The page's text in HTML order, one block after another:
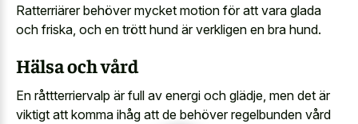
Ratterriärer behöver mycket motion för att vara glada
och friska, och en trött hund är verkligen en bra hund.
Hälsa och vård
En råttterriervalp är full av energi och glädje, men det är
viktigt att komma ihåg att de behöver regelbunden vård